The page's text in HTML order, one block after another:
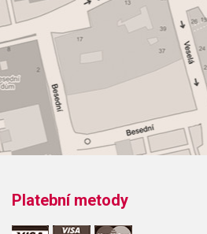
Platební metody